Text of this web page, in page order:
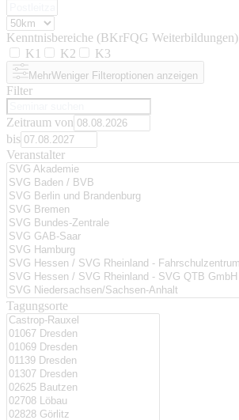
Kenntnisbereiche (BKrFQG Weiterbildungen)
K1
K2 K3
MehrWeniger Filteroptionen anzeigen
Filter
Zeitraum von
bis
Veranstalter
Tagungsorte